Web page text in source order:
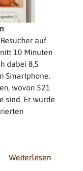
auf
10 Minuten
dabei 8,5
Smartphone.
wovon 521
sind. Er wurde
Weiterlesen